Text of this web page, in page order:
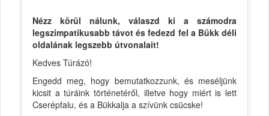
Nézz körül nálunk, válaszd ki a számodra
legszimpatikusabb távot és fedezd fel a Bükk déli
oldalának legszebb útvonalait!
Kedves Túrázó!
Engedd meg, hogy bemutatkozzunk, és meséljünk
kicsit a túráink történetéről, illetve hogy miért is lett
Cserépfalu, és a Bükkalja a szívünk csücske!